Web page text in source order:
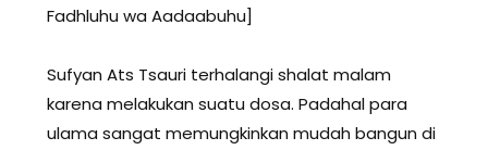
Fadhluhu wa Aadaabuhu]
Sufyan Ats Tsauri terhalangi shalat malam
karena melakukan suatu dosa. Padahal para
ulama sangat memungkinkan mudah bangun di